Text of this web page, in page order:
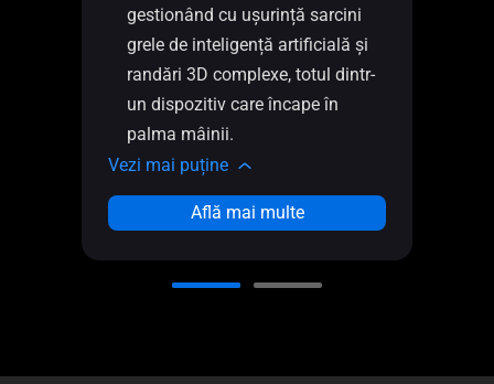
gestionând cu ușurință sarcini
grele de inteligență artificială și
randări 3D complexe, totul dintr-
un dispozitiv care încape în
palma mâinii.
Vezi mai puține
Află mai multe